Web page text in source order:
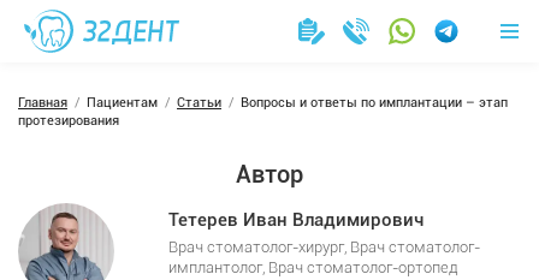
Главная Пациентам Статьи
Вопросы и ответы по имплантации – этап
протезирования
Автор
Тетерев Иван Владимирович
Врач стоматолог-хирург, Врач стоматолог-
имплантолог, Врач стоматолог-ортопед